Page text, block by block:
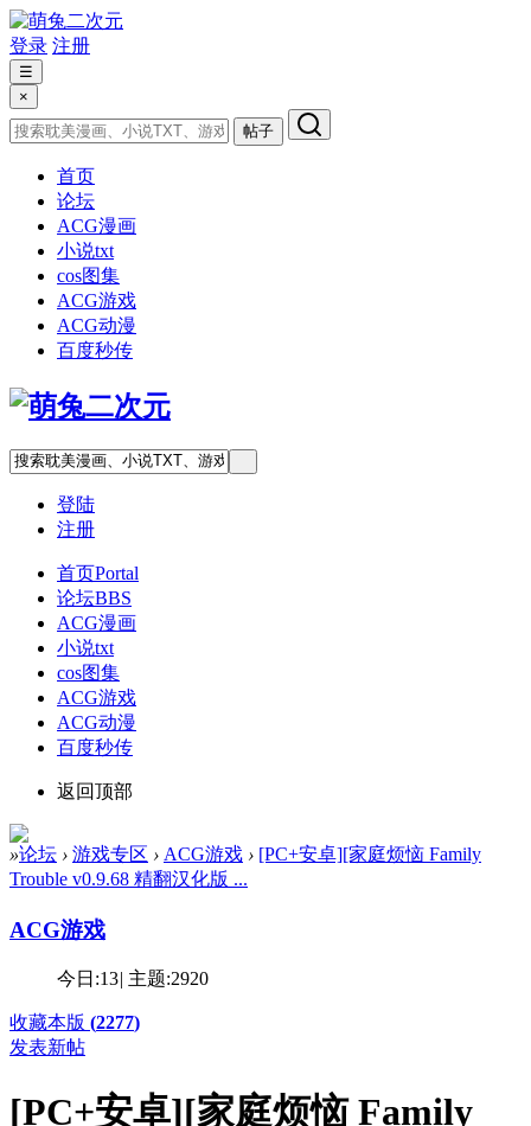
登录 注册
☰
×
帖子
首页
论坛
ACG漫画
小说txt
cos图集
ACG游戏
ACG动漫
百度秒传
登陆
注册
首页Portal
论坛BBS
ACG漫画
小说txt
cos图集
ACG游戏
ACG动漫
百度秒传
返回顶部
»论坛 › 游戏专区 › ACG游戏 › [PC+安卓][家庭烦恼 Family
Trouble v0.9.68 精翻汉化版 ...
ACG游戏
今日:13| 主题:2920
收藏本版 (2277)
发表新帖
[PC+安卓][家庭烦恼 Family